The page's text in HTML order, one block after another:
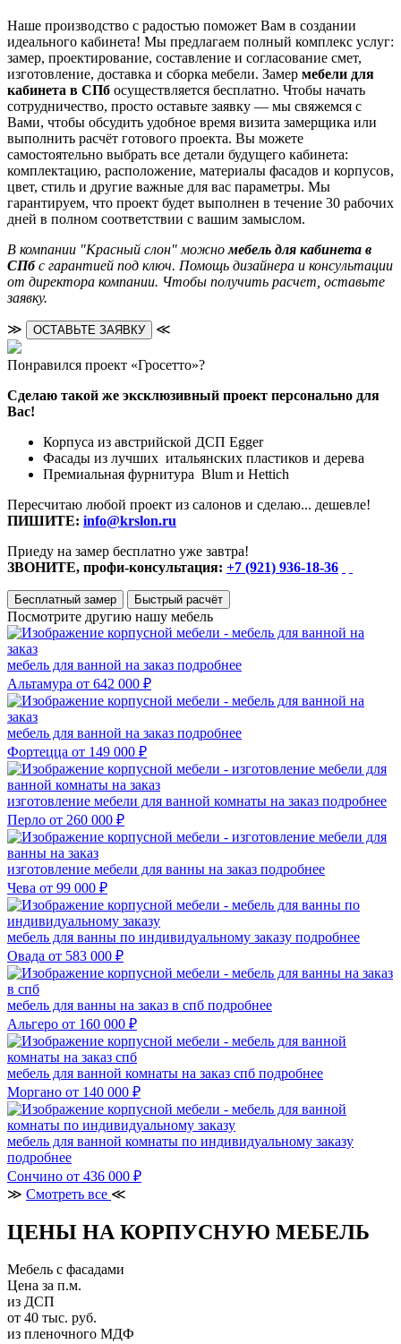
Наше производство с радостью поможет Вам в создании
идеального кабинета! Мы предлагаем полный комплекс услуг:
замер, проектирование, составление и согласование смет,
изготовление, доставка и сборка мебели. Замер мебели для
кабинета в СПб осуществляется бесплатно. Чтобы начать
сотрудничество, просто оставьте заявку — мы свяжемся с
Вами, чтобы обсудить удобное время визита замерщика или
выполнить расчёт готового проекта. Вы можете
самостоятельно выбрать все детали будущего кабинета:
комплектацию, расположение, материалы фасадов и корпусов,
цвет, стиль и другие важные для вас параметры. Мы
гарантируем, что проект будет выполнен в течение 30 рабочих
дней в полном соответствии с вашим замыслом.
В компании "Красный слон" можномебель для кабинета в
СПбс гарантией под ключ. Помощь дизайнера и консультации
от директора компании. Чтобы получить расчет, оставьте
заявку.
≫ ОСТАВЬТЕ ЗАЯВКУ ≪
Понравился проект «Гросетто»?
Сделаю такой же эксклюзивный проект персонально для
Вас!
Корпуса из австрийской ДСП Egger
Фасады из лучших итальянских пластиков и дерева
Премиальная фурнитура Blum и Hettich
Пересчитаю любой проект из салонов и сделаю... дешевле!
ПИШИТЕ: info@krslon.ru
Приеду на замер бесплатно уже завтра!
ЗВОНИТЕ, профи-консультация: +7 (921) 936-18-36
Бесплатный замер Быстрый расчёт
Посмотрите другию нашу мебель
мебель для ванной на заказ подробнее
Альтамура от 642 000 ₽
мебель для ванной на заказ подробнее
Фортецца от 149 000 ₽
изготовление мебели для ванной комнаты на заказ подробнее
Перло от 260 000 ₽
изготовление мебели для ванны на заказ подробнее
Чева от 99 000 ₽
мебель для ванны по индивидуальному заказу подробнее
Овада от 583 000 ₽
мебель для ванны на заказ в спб подробнее
Альгеро от 160 000 ₽
мебель для ванной комнаты на заказ спб подробнее
Моргано от 140 000 ₽
мебель для ванной комнаты по индивидуальному заказу
подробнее
Сончино от 436 000 ₽
≫ Смотреть все ≪
ЦЕНЫ НА КОРПУСНУЮ МЕБЕЛЬ
Мебель с фасадами
Цена за п.м.
из ДСП
от 40 тыс. руб.
из пленочного МДФ